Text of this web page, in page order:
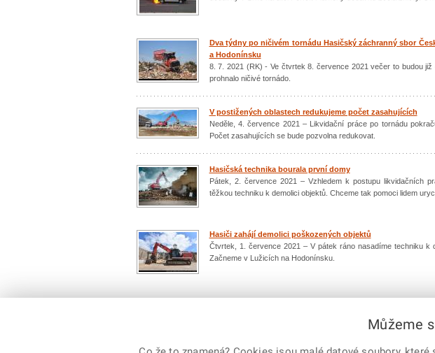
Dva týdny po ničivém tornádu Hasičský záchranný sbor
a Hodonínsku
8. 7. 2021 (RK) - Ve čtvrtek 8. července 2021 večer to budou
prohnalo ničivé tornádo.
V postižených oblastech redukujeme počet zasahujících
Neděle, 4. července 2021 – Likvidační práce po tornádu
Počet zasahujících se bude pozvolna redukovat.
Hasičská technika bourala první domy
Pátek, 2. července 2021 – Vzhledem k postupu likvidačních
těžkou techniku k demolici objektů. Chceme tak pomoci lidem
Hasiči zahájí demolici poškozených objektů
Čtvrtek, 1. července 2021 – V pátek ráno nasadíme techniku k
Začneme v Lužicích na Hodonínsku.
95 96 97 98
Můžeme